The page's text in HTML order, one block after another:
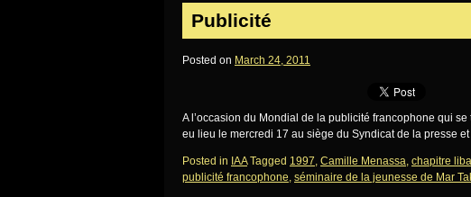
Publicité
Posted on March 24, 2011
A l’occasion du Mondial de la publicité francophone qui
eu lieu le mercredi 17 au siège du Syndicat de la presse
Posted in IAA Tagged 1997, Camille Menassa, chapitre
publicité francophone, séminaire de la jeunesse de Mar